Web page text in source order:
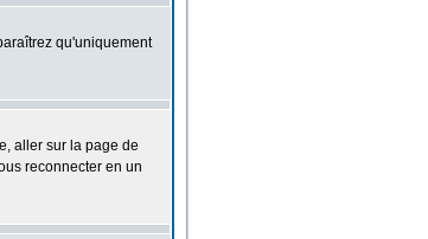
qu'uniquement
aller sur la page de
reconnecter en un